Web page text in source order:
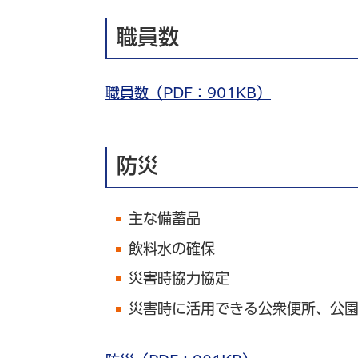
職員数
職員数（PDF：901KB）
防災
主な備蓄品
飲料水の確保
災害時協力協定
災害時に活用できる公衆便所、公